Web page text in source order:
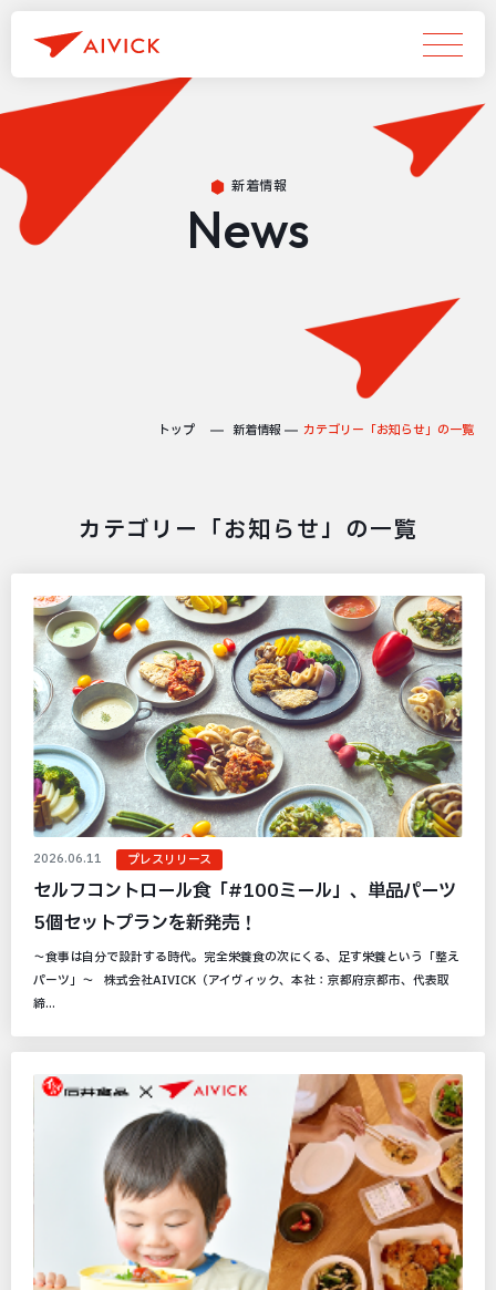
新着情報
News
トップ 新着情報 カテゴリー「お知らせ」の一覧
カテゴリー「お知らせ」の一覧
2026.06.11 プレスリリース
セルフコントロール食「#100ミール」、単品パーツ
5個セットプランを新発売！
～食事は自分で設計する時代。完全栄養食の次にくる、足す栄養という「整え
パーツ」～ 株式会社AIVICK（アイヴィック、本社：京都府京都市、代表取
締...